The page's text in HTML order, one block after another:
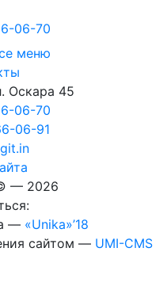
06-70
меню
Оскара 45
06-70
06-91
— 2026
— «Unika»’18
сайтом — UMI-CMS